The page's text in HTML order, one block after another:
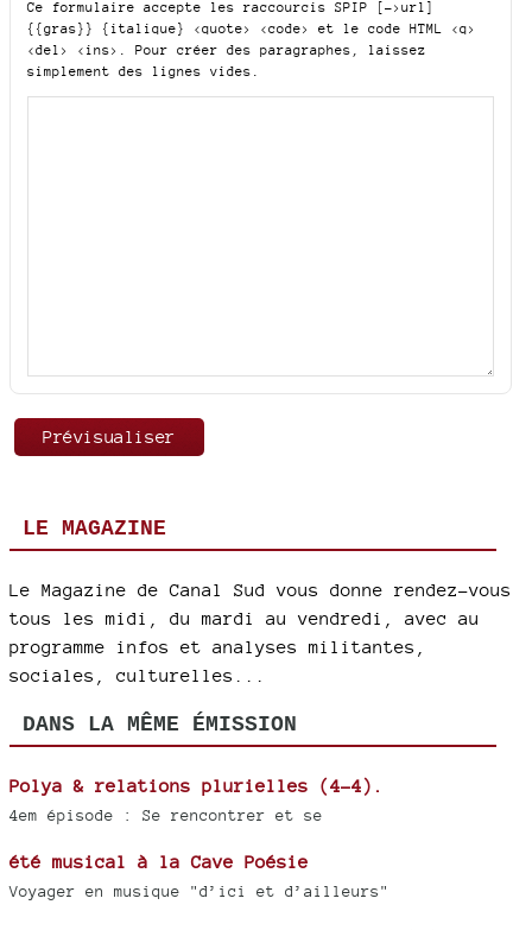
Ce formulaire accepte les raccourcis SPIP
[->url]
{{gras}} {italique} <quote> <code>
et le code HTML <q>
<del> <ins>
. Pour créer des paragraphes, laissez
simplement des lignes vides.
LE MAGAZINE
Le Magazine de Canal Sud vous donne rendez-vous
tous les midi, du mardi au vendredi, avec au
programme infos et analyses militantes,
sociales, culturelles...
DANS LA MÊME ÉMISSION
Polya & relations plurielles (4-4).
4em épisode : Se rencontrer et se
été musical à la Cave Poésie
Voyager en musique "d’ici et d’ailleurs"